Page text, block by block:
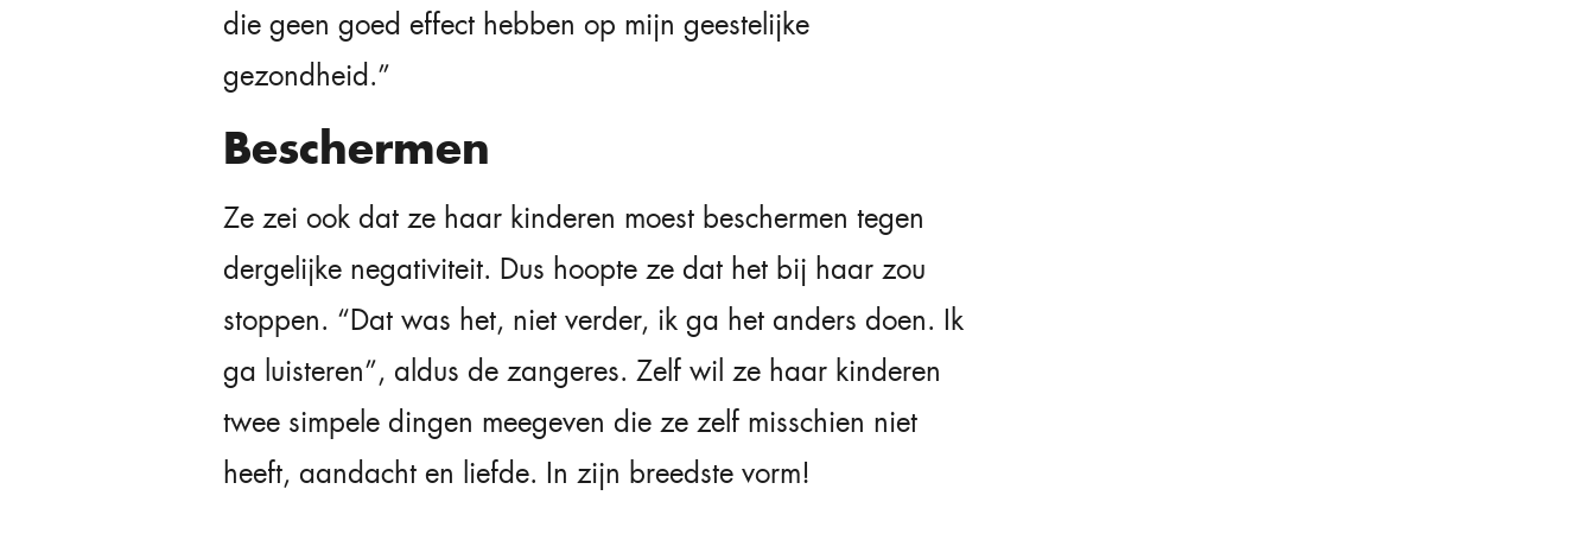
die geen goed effect hebben op mijn geestelijke
gezondheid.”
Beschermen
Ze zei ook dat ze haar kinderen moest beschermen tegen
dergelijke negativiteit. Dus hoopte ze dat het bij haar zou
stoppen. “Dat was het, niet verder, ik ga het anders doen. Ik
ga luisteren”, aldus de zangeres. Zelf wil ze haar kinderen
twee simpele dingen meegeven die ze zelf misschien niet
heeft, aandacht en liefde. In zijn breedste vorm!